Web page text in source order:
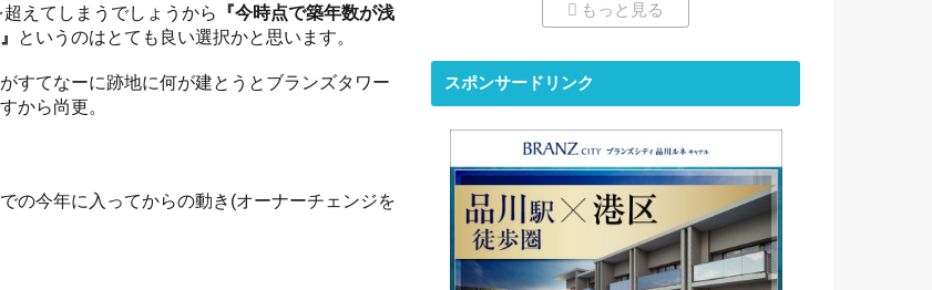
えてしまうでしょうから
『今時点で築年数が浅
というのはとても良い選択かと思います。
すてなーに跡地に何が建とうとブランズタワー
から尚更。
の今年に入ってからの動き(オーナーチェンジを
もっと見る
スポンサードリンク